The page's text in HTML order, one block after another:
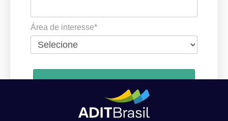
Área de interesse*
Ao se cadastrar, você concorda em receber comunicações da ADIT